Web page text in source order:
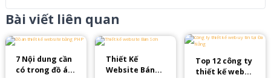
Bài viết liên quan
7 Nội dung cần
có trong đồ án
Thiết Kế
Website Bán
Top 12 công ty
thiết kế web